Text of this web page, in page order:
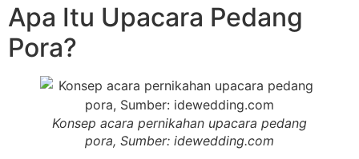
Apa Itu Upacara Pedang
Pora?
Konsep acara pernikahan upacara pedang
pora, Sumber: idewedding.com